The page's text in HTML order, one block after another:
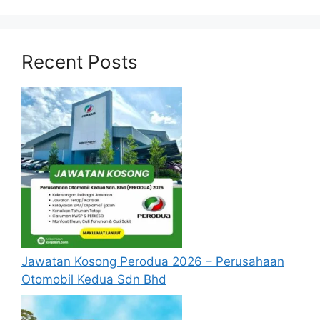
pada tarikh tutup permohonan jawatan.
pelantikan yang telah ditetapkan bagi
setiap jawatan kosong di Kementerian
Pelancongan Seni dan Budaya Malaysia
(MOTAC) yang hendak dipohon. Sila baca
pada lampiran yang kami telah sediakan
seperti berikut.
Cara Mohon
Permohonan jawatan kosong diatas
hendaklah melalui portal rasmi di
https://myfuturejobs.gov.my/
pautan
Mohon Jawatan
Recent Posts
Jawatan Kosong Perodua 2026 – Perusahaan
Otomobil Kedua Sdn Bhd